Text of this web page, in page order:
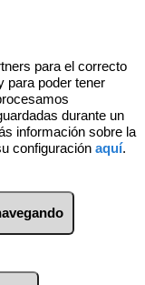
para el correcto
para poder tener
durante un
información sobre la
configuración aquí.